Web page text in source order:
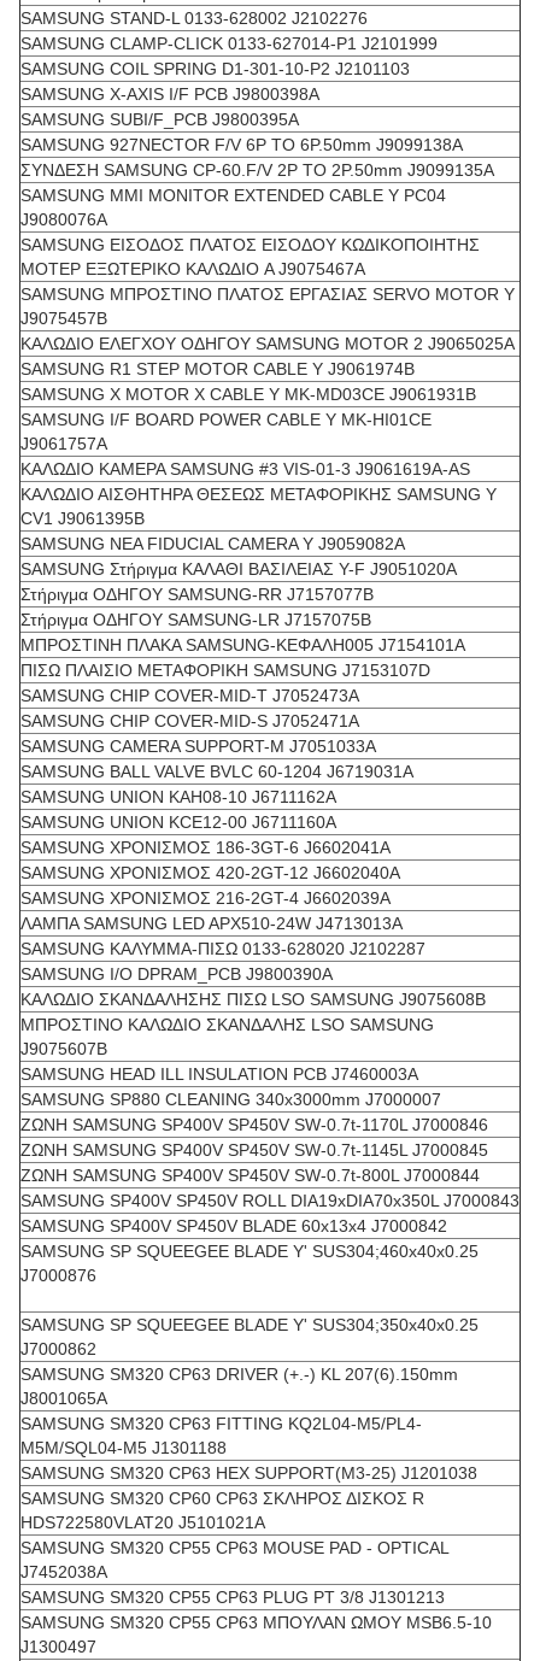
SAMSUNG STAND-L 0133-628002 J2102276
SAMSUNG CLAMP-CLICK 0133-627014-P1 J2101999
SAMSUNG COIL SPRING D1-301-10-P2 J2101103
SAMSUNG X-AXIS I/F PCB J9800398A
SAMSUNG SUBI/F_PCB J9800395A
SAMSUNG 927NECTOR F/V 6P TO 6P.50mm J9099138A
ΣΥΝΔΕΣΗ SAMSUNG CP-60.F/V 2P TO 2P.50mm J9099135A
SAMSUNG MMI MONITOR EXTENDED CABLE Y PC04
J9080076A
SAMSUNG ΕΙΣΟΔΟΣ ΠΛΑΤΟΣ ΕΙΣΟΔΟΥ ΚΩΔΙΚΟΠΟΙΗΤΗΣ
ΜΟΤΕΡ ΕΞΩΤΕΡΙΚΟ ΚΑΛΩΔΙΟ A J9075467A
SAMSUNG ΜΠΡΟΣΤΙΝΟ ΠΛΑΤΟΣ ΕΡΓΑΣΙΑΣ SERVO MOTOR Y
J9075457B
ΚΑΛΩΔΙΟ ΕΛΕΓΧΟΥ ΟΔΗΓΟΥ SAMSUNG MOTOR 2 J9065025A
SAMSUNG R1 STEP MOTOR CABLE Y J9061974B
SAMSUNG X MOTOR X CABLE Y MK-MD03CE J9061931B
SAMSUNG I/F BOARD POWER CABLE Y MK-HI01CE
J9061757A
ΚΑΛΩΔΙΟ ΚΑΜΕΡΑ SAMSUNG #3 VIS-01-3 J9061619A-AS
ΚΑΛΩΔΙΟ ΑΙΣΘΗΤΗΡΑ ΘΕΣΕΩΣ ΜΕΤΑΦΟΡΙΚΗΣ SAMSUNG Y
CV1 J9061395B
SAMSUNG ΝΕΑ FIDUCIAL CAMERA Y J9059082A
SAMSUNG Στήριγμα ΚΑΛΑΘΙ ΒΑΣΙΛΕΙΑΣ Y-F J9051020A
Στήριγμα ΟΔΗΓΟΥ SAMSUNG-RR J7157077B
Στήριγμα ΟΔΗΓΟΥ SAMSUNG-LR J7157075B
ΜΠΡΟΣΤΙΝΗ ΠΛΑΚΑ SAMSUNG-ΚΕΦΑΛΗ005 J7154101A
ΠΙΣΩ ΠΛΑΙΣΙΟ ΜΕΤΑΦΟΡΙΚΗ SAMSUNG J7153107D
SAMSUNG CHIP COVER-MID-T J7052473A
SAMSUNG CHIP COVER-MID-S J7052471A
SAMSUNG CAMERA SUPPORT-M J7051033A
SAMSUNG BALL VALVE BVLC 60-1204 J6719031A
SAMSUNG UNION KAH08-10 J6711162A
SAMSUNG UNION KCE12-00 J6711160A
SAMSUNG ΧΡΟΝΙΣΜΟΣ 186-3GT-6 J6602041A
SAMSUNG ΧΡΟΝΙΣΜΟΣ 420-2GT-12 J6602040A
SAMSUNG ΧΡΟΝΙΣΜΟΣ 216-2GT-4 J6602039A
ΛΑΜΠΑ SAMSUNG LED APX510-24W J4713013A
SAMSUNG ΚΑΛΥΜΜΑ-ΠΙΣΩ 0133-628020 J2102287
SAMSUNG I/O DPRAM_PCB J9800390A
ΚΑΛΩΔΙΟ ΣΚΑΝΔΑΛΗΣΗΣ ΠΙΣΩ LSO SAMSUNG J9075608B
ΜΠΡΟΣΤΙΝΟ ΚΑΛΩΔΙΟ ΣΚΑΝΔΑΛΗΣ LSO SAMSUNG
J9075607B
SAMSUNG HEAD ILL INSULATION PCB J7460003A
SAMSUNG SP880 CLEANING 340x3000mm J7000007
ΖΩΝΗ SAMSUNG SP400V SP450V SW-0.7t-1170L J7000846
ΖΩΝΗ SAMSUNG SP400V SP450V SW-0.7t-1145L J7000845
ΖΩΝΗ SAMSUNG SP400V SP450V SW-0.7t-800L J7000844
SAMSUNG SP400V SP450V ROLL DIA19xDIA70x350L J7000843
SAMSUNG SP400V SP450V BLADE 60x13x4 J7000842
SAMSUNG SP SQUEEGEE BLADE Y' SUS304;460x40x0.25
J7000876
SAMSUNG SP SQUEEGEE BLADE Y' SUS304;350x40x0.25
J7000862
SAMSUNG SM320 CP63 DRIVER (+.-) KL 207(6).150mm
J8001065A
SAMSUNG SM320 CP63 FITTING KQ2L04-M5/PL4-
M5M/SQL04-M5 J1301188
SAMSUNG SM320 CP63 HEX SUPPORT(M3-25) J1201038
SAMSUNG SM320 CP60 CP63 ΣΚΛΗΡΟΣ ΔΙΣΚΟΣ R
HDS722580VLAT20 J5101021A
SAMSUNG SM320 CP55 CP63 MOUSE PAD - OPTICAL
J7452038A
SAMSUNG SM320 CP55 CP63 PLUG PT 3/8 J1301213
SAMSUNG SM320 CP55 CP63 ΜΠΟΥΛΑΝ ΩΜΟΥ MSB6.5-10
J1300497